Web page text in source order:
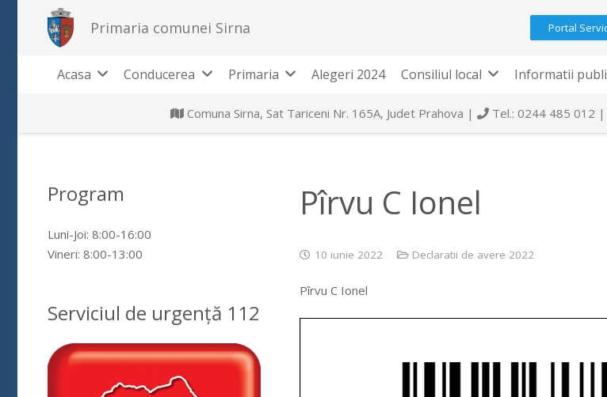
Primaria comunei Sirna Portal
Acasa Conducerea Primaria Alegeri 2024 Consiliul local Informatii
Comuna Sirna, Sat Tariceni Nr. 165A, Judet Prahova | Tel.: 0244 485 012 |
Pîrvu C Ionel
10 iunie 2022 Declaratii de avere 2022
Pîrvu C Ionel
Program
Luni-Joi: 8:00-16:00
Vineri: 8:00-13:00
Serviciul de urgență 112